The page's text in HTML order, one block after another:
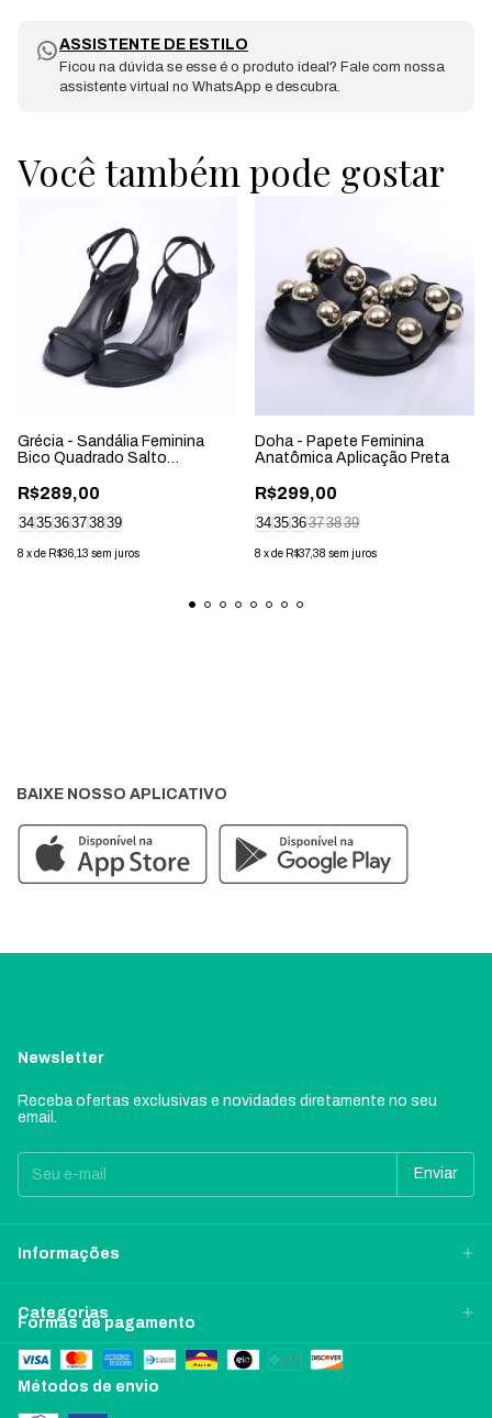
ASSISTENTE DE ESTILO
Ficou na dúvida se esse é o produto ideal? Fale com nossa
assistente virtual no WhatsApp e descubra.
Você também pode gostar
Grécia - Sandália Feminina
Bico Quadrado Salto
R$289,00
343536373839
8 xde R$36,13 sem juros
Doha - Papete Feminina
Anatômica Aplicação Preta
R$299,00
343536373839
8 xde R$37,38 sem juros
BAIXE NOSSO APLICATIVO
Newsletter
Receba ofertas exclusivas e novidades diretamente no seu
email.
Informações
Categorias
Formas de pagamento
Métodos de envio